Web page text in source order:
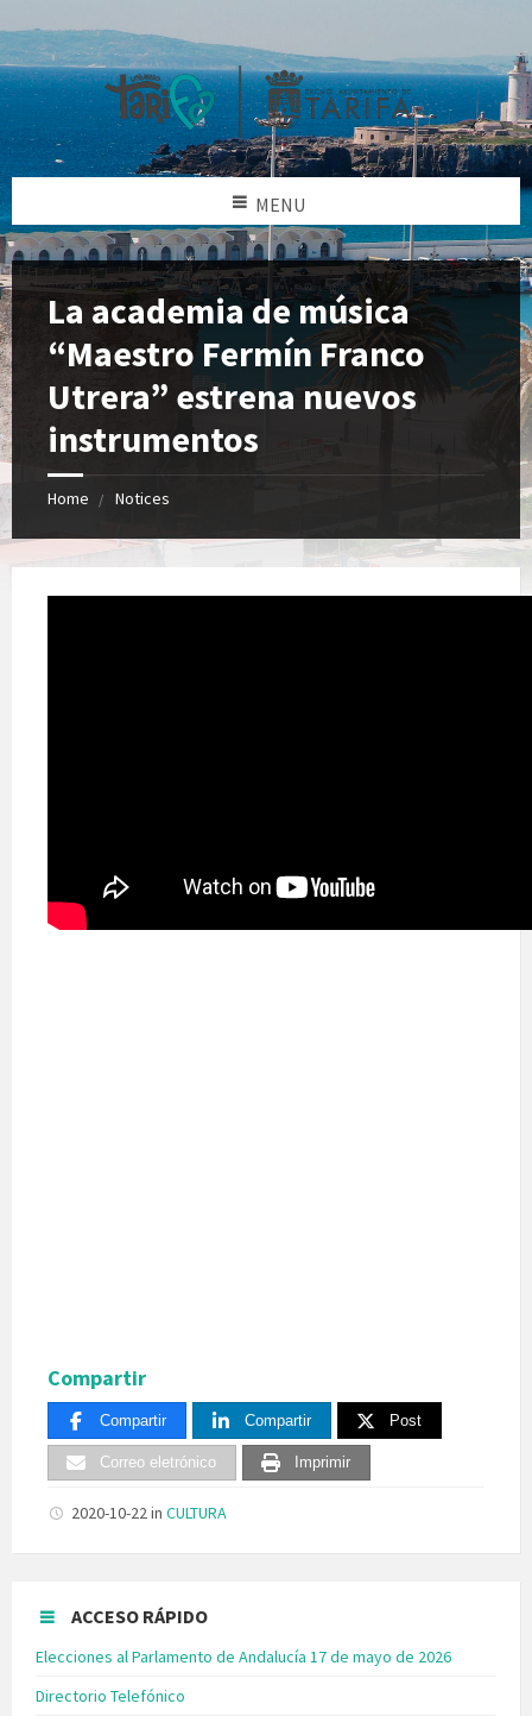
MENU
La academia de música
“Maestro Fermín Franco
Utrera” estrena nuevos
instrumentos
Home Notices
Compartir
Compartir Compartir Post
Correo eletrónico Imprimir
2020-10-22in CULTURA
ACCESO RÁPIDO
Elecciones al Parlamento de Andalucía 17 de mayo de 2026
Directorio Telefónico